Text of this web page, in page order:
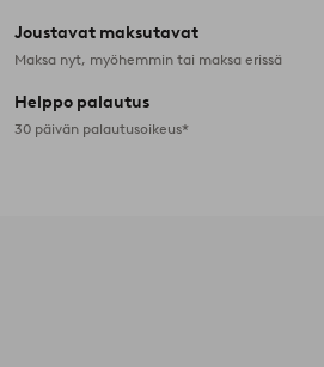
Joustavat maksutavat
Maksa nyt, myöhemmin tai maksa erissä
Helppo palautus
30 päivän palautusoikeus*